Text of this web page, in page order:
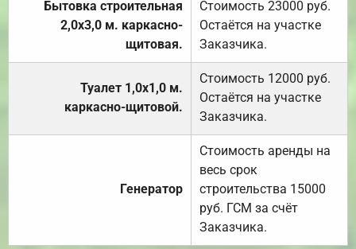
Бытовка строительная
2,0х3,0 м. каркасно-
щитовая.
Стоимость 23000 руб.
Остаётся на участке
Заказчика.
Туалет 1,0х1,0 м.
каркасно-щитовой.
Стоимость 12000 руб.
Остаётся на участке
Заказчика.
Генератор
Стоимость аренды на
весь срок
строительства 15000
руб. ГСМ за счёт
Заказчика.